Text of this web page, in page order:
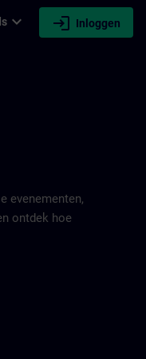
expand_more login Inloggen
evenementen,
ontdek hoe